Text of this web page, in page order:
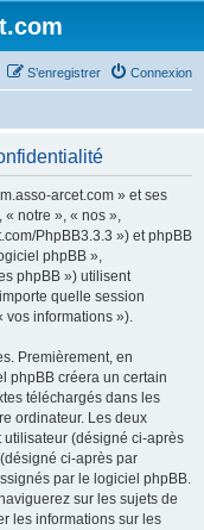
Connexion
S’enregistrer
arcet.com » et ses
notre », « nos »,
PhpBB3.3.3 ») et phpBB
phpBB »,
phpBB ») utilisent
quelle session
vos informations »).
Premièrement, en
phpBB créera un certain
téléchargés dans les
ordinateur. Les deux
utilisateur (désigné ci-après
ci-après par
par le logiciel phpBB.
sur les sujets de
les informations sur les